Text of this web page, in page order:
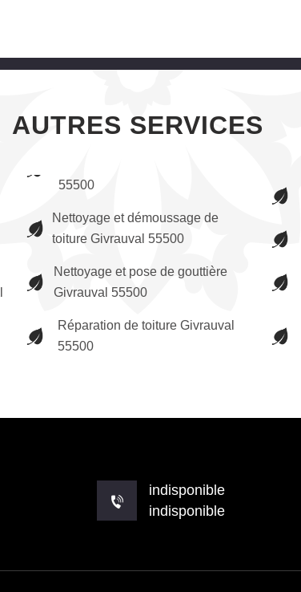
AUTRES SERVICES
55500
Nettoyage et démoussage de
toiture Givrauval 55500
Nettoyage et pose de gouttière
Givrauval 55500
Réparation de toiture Givrauval
55500
indisponible
indisponible